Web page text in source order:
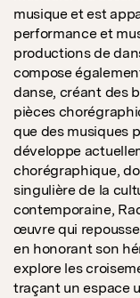
musique et est
performance et
productions de
compose
danse, créant des
pièces
que des musiques
développe
chorégraphique,
singulière de la
contemporaine,
œuvre qui
en honorant son
explore les
traçant un espace